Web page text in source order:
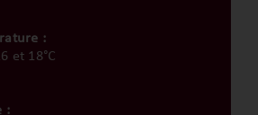
:
et 18°C
: